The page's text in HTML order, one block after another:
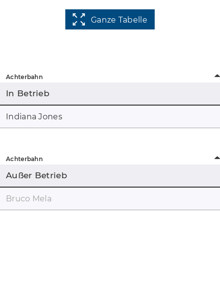
Ganze Tabelle
Achterbahn
In Betrieb
Indiana Jones
Achterbahn
Außer Betrieb
Bruco Mela